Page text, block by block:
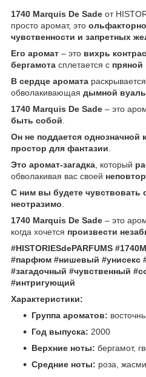
1740 Marquis De Sade от
просто аромат, это
чувственности и запретных
Его аромат – это вихрь
бергамота сплетается с пряной
В сердце аромата раскрывается
обволакивающая дымной
1740 Marquis De Sade – это
быть собой
Он не поддается однозначной
простор для фантазии
Это аромат-загадка , который
обволакивая вас своей
С ним вы будете чувствовать
неотразимо
1740 Marquis De Sade – это
когда хочется произвести
#HISTORIESdePARFUMS
#парфюм #нишевый #унисекс
#загадочный #чувственный
#интригующий
Характеристики:
Группа ароматов:
Год выпуска: 2000
Верхние ноты: бергамот,
Средние ноты: роза,